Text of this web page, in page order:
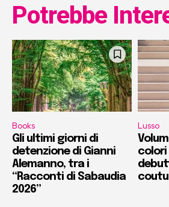
Potrebbe
Books
Gli ultimi giorni di
detenzione di Gianni
Alemanno, tra i
“Racconti di Sabaudia
2026”
Lusso
colori